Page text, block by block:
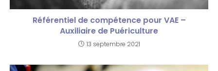
Référentiel de compétence pour VAE –
Auxiliaire de Puériculture
13 septembre 2021